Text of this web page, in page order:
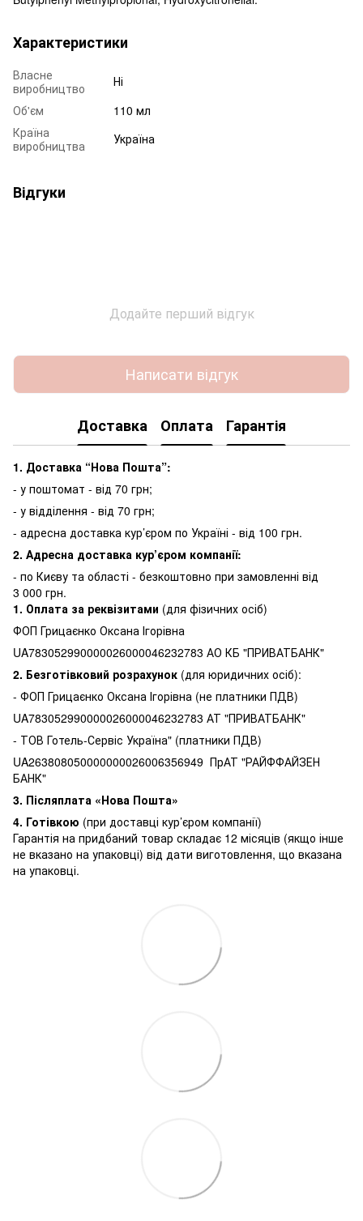
Характеристики
Власне
виробництво
Ні
Об'єм
110 мл
Країна
виробництва
Україна
Відгуки
Додайте перший відгук
Написати відгук
Доставка Оплата Гарантія
1. Доставка “Нова Пошта”:
- у поштомат - від 70 грн;
- у відділення - від 70 грн;
- адресна доставка кур’єром по Україні - від 100 грн.
2. Адресна доставка кур’єром компанії:
- по Києву та області - безкоштовно при замовленні від
3 000 грн.
1. Оплата за реквізитами (для фізичних осіб)
ФОП Грицаєнко Оксана Ігорівна
UA783052990000026000046232783 АО КБ "ПРИВАТБАНК"
2. Безготівковий розрахунок (для юридичних осіб):
- ФОП Грицаєнко Оксана Ігорівна (не платники ПДВ)
UA783052990000026000046232783 АТ "ПРИВАТБАНК"
- ТОВ Готель-Сервіс Україна" (платники ПДВ)
UA263808050000000026006356949 ПрАТ "РАЙФФАЙЗЕН
БАНК"
3. Післяплата «Нова Пошта»
4. Готівкою (при доставці кур’єром компанії)
Гарантія на придбаний товар складає 12 місяців (якщо інше
не вказано на упаковці) від дати виготовлення, що вказана
на упаковці.